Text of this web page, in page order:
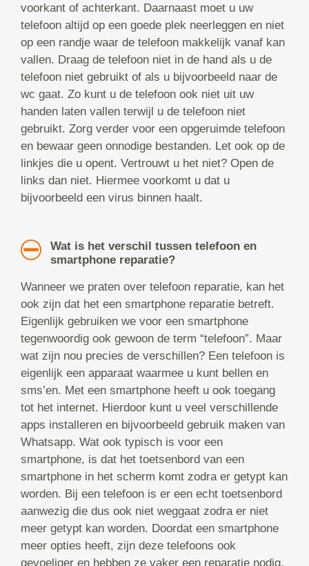
voorkant of achterkant. Daarnaast moet u uw
telefoon altijd op een goede plek neerleggen en niet
op een randje waar de telefoon makkelijk vanaf kan
vallen. Draag de telefoon niet in de hand als u de
telefoon niet gebruikt of als u bijvoorbeeld naar de
wc gaat. Zo kunt u de telefoon ook niet uit uw
handen laten vallen terwijl u de telefoon niet
gebruikt. Zorg verder voor een opgeruimde telefoon
en bewaar geen onnodige bestanden. Let ook op de
linkjes die u opent. Vertrouwt u het niet? Open de
links dan niet. Hiermee voorkomt u dat u
bijvoorbeeld een virus binnen haalt.
Wat is het verschil tussen telefoon en
smartphone reparatie?
Wanneer we praten over telefoon reparatie, kan het
ook zijn dat het een smartphone reparatie betreft.
Eigenlijk gebruiken we voor een smartphone
tegenwoordig ook gewoon de term “telefoon”. Maar
wat zijn nou precies de verschillen? Een telefoon is
eigenlijk een apparaat waarmee u kunt bellen en
sms’en. Met een smartphone heeft u ook toegang
tot het internet. Hierdoor kunt u veel verschillende
apps installeren en bijvoorbeeld gebruik maken van
Whatsapp. Wat ook typisch is voor een
smartphone, is dat het toetsenbord van een
smartphone in het scherm komt zodra er getypt kan
worden. Bij een telefoon is er een echt toetsenbord
aanwezig die dus ook niet weggaat zodra er niet
meer getypt kan worden. Doordat een smartphone
meer opties heeft, zijn deze telefoons ook
gevoeliger en hebben ze vaker een reparatie nodig.